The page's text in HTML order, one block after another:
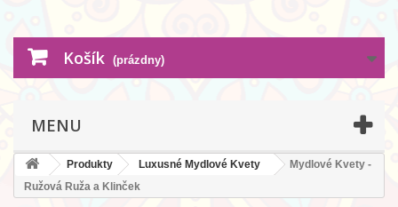
Košík (prázdny)
MENU
Produkty Luxusné Mydlové Kvety
Mydlové Kvety -
Ružová Ruža a Klinček